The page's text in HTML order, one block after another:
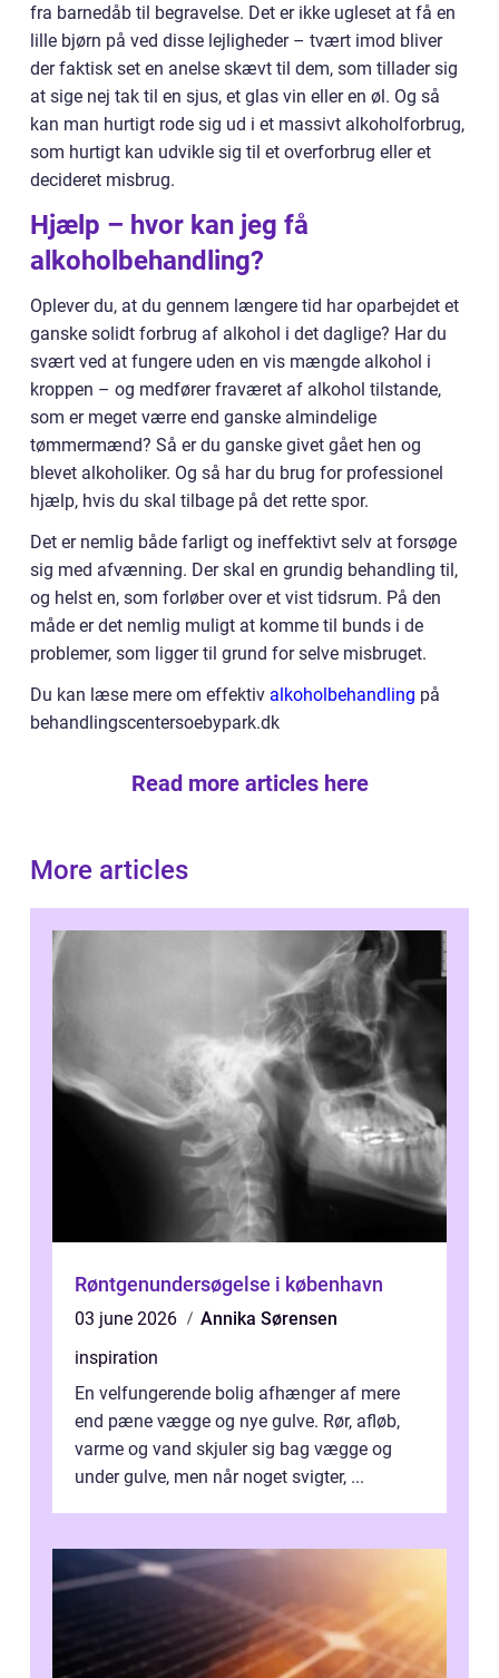
fra barnedåb til begravelse. Det er ikke ugleset at få en
lille bjørn på ved disse lejligheder – tvært imod bliver
der faktisk set en anelse skævt til dem, som tillader sig
at sige nej tak til en sjus, et glas vin eller en øl. Og så
kan man hurtigt rode sig ud i et massivt alkoholforbrug,
som hurtigt kan udvikle sig til et overforbrug eller et
decideret misbrug.
Hjælp – hvor kan jeg få
alkoholbehandling?
Oplever du, at du gennem længere tid har oparbejdet et
ganske solidt forbrug af alkohol i det daglige? Har du
svært ved at fungere uden en vis mængde alkohol i
kroppen – og medfører fraværet af alkohol tilstande,
som er meget værre end ganske almindelige
tømmermænd? Så er du ganske givet gået hen og
blevet alkoholiker. Og så har du brug for professionel
hjælp, hvis du skal tilbage på det rette spor.
Det er nemlig både farligt og ineffektivt selv at forsøge
sig med afvænning. Der skal en grundig behandling til,
og helst en, som forløber over et vist tidsrum. På den
måde er det nemlig muligt at komme til bunds i de
problemer, som ligger til grund for selve misbruget.
Du kan læse mere om effektiv alkoholbehandling på
behandlingscentersoebypark.dk
Read more articles here
More articles
Røntgenundersøgelse i københavn
03 june 2026
Annika Sørensen
inspiration
En velfungerende bolig afhænger af mere
end pæne vægge og nye gulve. Rør, afløb,
varme og vand skjuler sig bag vægge og
under gulve, men når noget svigter, ...